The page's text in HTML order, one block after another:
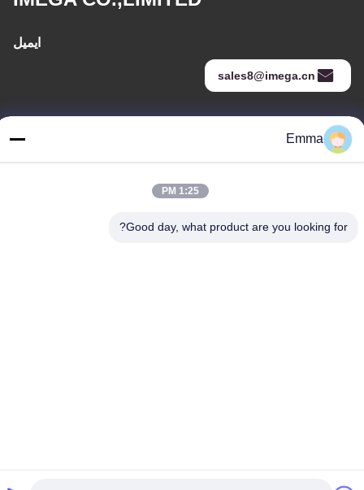
ایمیل
sales8@imega.cn
آدرس ما
اتاق 1209-1210، Hai Jun Da Building B، Guizhou Da Dao Zhong،
Emma
1:25 PM
Good day, what product are you looking for?